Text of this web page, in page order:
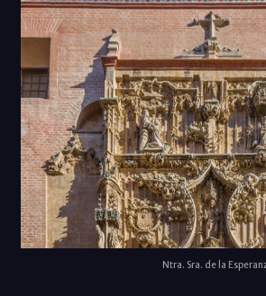
Ntra. Sra. de la